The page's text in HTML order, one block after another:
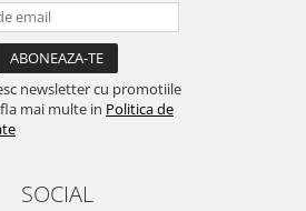
newsletter cu promotiile
mai multe in Politica de
SOCIAL